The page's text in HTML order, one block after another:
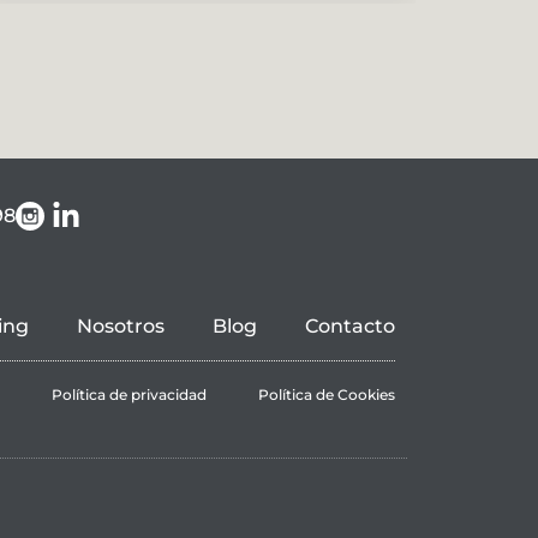
ir a instagram
Nosotros Blog Contacto
Política de privacidad Política de Cookies